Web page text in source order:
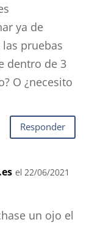
ya de
pruebas
dentro de 3
O ¿necesito
Responder
el 22/06/2021
un ojo el